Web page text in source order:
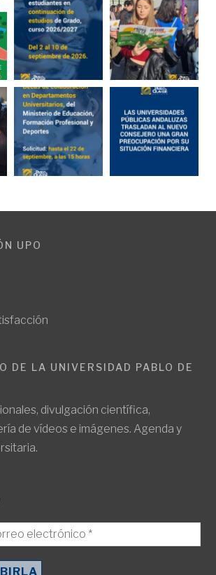
UPO
DE LA UNIVERSIDAD PABLO DE
divulgación científica,
de vídeos e imágenes. Agenda y